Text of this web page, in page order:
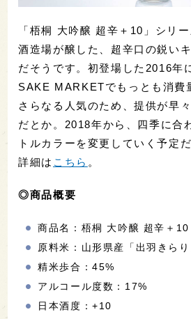
「梧桐 大吟醸 超辛＋10」シリ
酒造場が醸した、超辛口の鋭い
だそうです。初登場した2016年
SAKE MARKETでもっとも消費
さらなる人気のため、提供が早
だとか。2018年から、四季に合
トルカラーを変更していく予定
詳細は こちら 。
◎商品概要
商品名：梧桐 大吟醸 超辛＋10
原料米：山形県産「出羽きらり
精米歩合：45%
アルコール度数：17%
日本酒度：+10